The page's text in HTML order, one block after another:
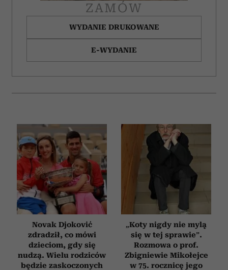
ZAMÓW
WYDANIE DRUKOWANE
E-WYDANIE
Novak Djoković
zdradził, co mówi
dzieciom, gdy się
nudzą. Wielu rodziców
będzie zaskoczonych
„Koty nigdy nie mylą
się w tej sprawie”.
Rozmowa o prof.
Zbigniewie Mikołejce
w 75. rocznicę jego